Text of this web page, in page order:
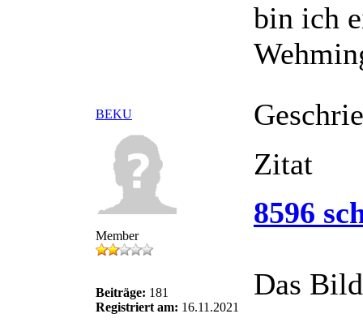
bin ich
BEKU
Member
Beiträge: 181
Registriert am: 16.11.2021
Zitat
8596
Das